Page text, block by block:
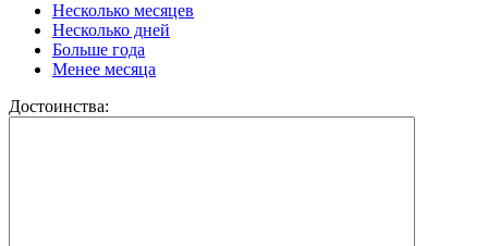
Несколько месяцев
Несколько дней
Больше года
Менее месяца
Достоинства: